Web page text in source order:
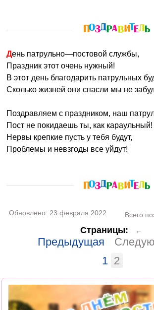
День патрульно—постовой службы,
Праздник этот очень нужный!
В этот день благодарить патрульных
Сколько жизней они спасли мы не
Поздравляем с праздником, наш
Пост не покидаешь ты, как караульный!
Нервы крепкие пусть у тебя будут,
Проблемы и невзгоды все уйдут!
Обновлено: 23 февраля 2022 Всего
Страницы: ←
Предыдущая
1 2